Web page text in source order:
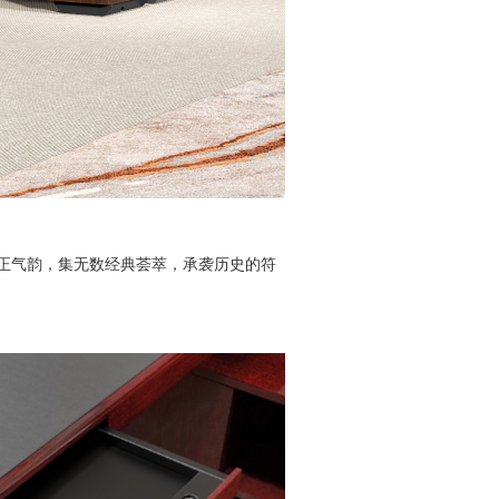
气韵，集无数经典荟萃，承袭历史的符